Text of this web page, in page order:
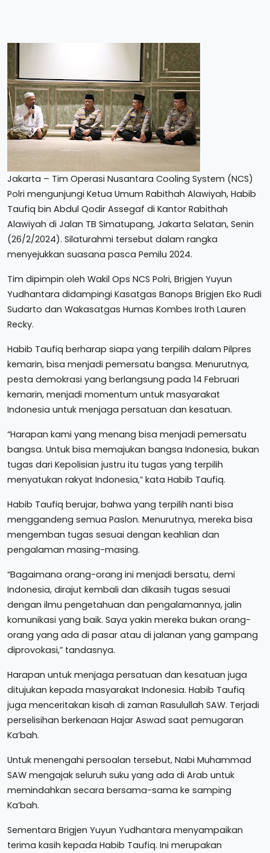
Jakarta – Tim Operasi Nusantara Cooling System (NCS)
Polri mengunjungi Ketua Umum Rabithah Alawiyah, Habib
Taufiq bin Abdul Qodir Assegaf di Kantor Rabithah
Alawiyah di Jalan TB Simatupang, Jakarta Selatan, Senin
(26/2/2024). Silaturahmi tersebut dalam rangka
menyejukkan suasana pasca Pemilu 2024.
Tim dipimpin oleh Wakil Ops NCS Polri, Brigjen Yuyun
Yudhantara didampingi Kasatgas Banops Brigjen Eko Rudi
Sudarto dan Wakasatgas Humas Kombes Iroth Lauren
Recky.
Habib Taufiq berharap siapa yang terpilih dalam Pilpres
kemarin, bisa menjadi pemersatu bangsa. Menurutnya,
pesta demokrasi yang berlangsung pada 14 Februari
kemarin, menjadi momentum untuk masyarakat
Indonesia untuk menjaga persatuan dan kesatuan.
“Harapan kami yang menang bisa menjadi pemersatu
bangsa. Untuk bisa memajukan bangsa Indonesia, bukan
tugas dari Kepolisian justru itu tugas yang terpilih
menyatukan rakyat Indonesia,” kata Habib Taufiq.
Habib Taufiq berujar, bahwa yang terpilih nanti bisa
menggandeng semua Paslon. Menurutnya, mereka bisa
mengemban tugas sesuai dengan keahlian dan
pengalaman masing-masing.
“Bagaimana orang-orang ini menjadi bersatu, demi
Indonesia, dirajut kembali dan dikasih tugas sesuai
dengan ilmu pengetahuan dan pengalamannya, jalin
komunikasi yang baik. Saya yakin mereka bukan orang-
orang yang ada di pasar atau di jalanan yang gampang
diprovokasi,” tandasnya.
Harapan untuk menjaga persatuan dan kesatuan juga
ditujukan kepada masyarakat Indonesia. Habib Taufiq
juga menceritakan kisah di zaman Rasulullah SAW. Terjadi
perselisihan berkenaan Hajar Aswad saat pemugaran
Ka’bah.
Untuk menengahi persoalan tersebut, Nabi Muhammad
SAW mengajak seluruh suku yang ada di Arab untuk
memindahkan secara bersama-sama ke samping
Ka’bah.
Sementara Brigjen Yuyun Yudhantara menyampaikan
terima kasih kepada Habib Taufiq. Ini merupakan